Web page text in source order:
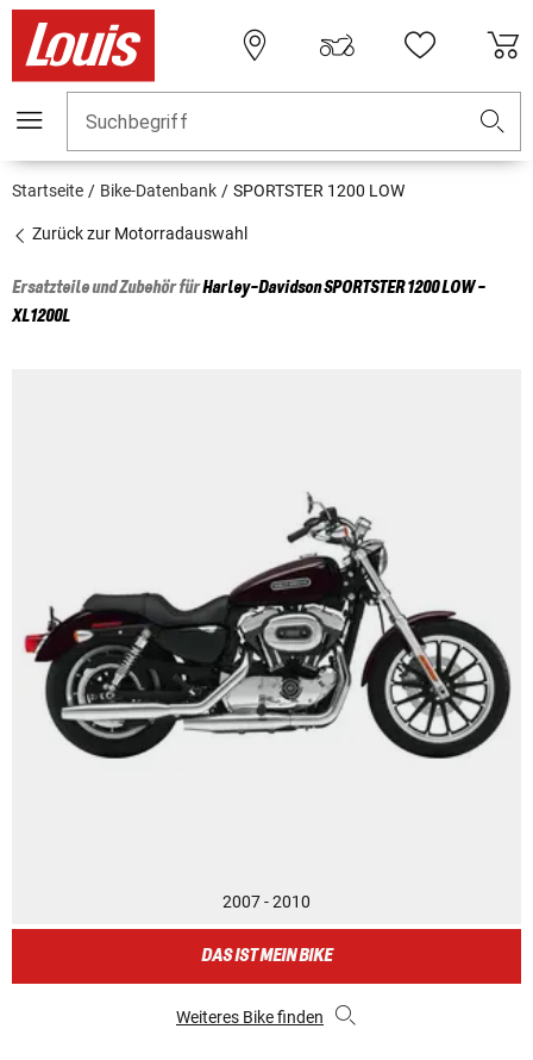
Suchbegriff
Startseite Bike-Datenbank SPORTSTER 1200 LOW
Zurück zur Motorradauswahl
Ersatzteile und Zubehör fürHarley-DavidsonSPORTSTER 1200 LOW -
XL1200L
2007 - 2010
DAS IST MEIN BIKE
Weiteres Bike finden